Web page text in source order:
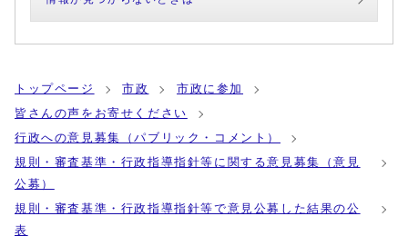
トップページ 市政
市政に参加
皆さんの声をお寄せください
行政への意見募集（パブリック・コメント）
規則・審査基準・行政指導指針等に関する意見募集（意見
公募）
規則・審査基準・行政指導指針等で意見公募した結果の公
表